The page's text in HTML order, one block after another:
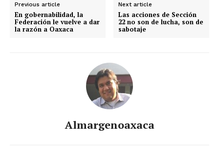
Previous article
En gobernabilidad, la
Federación le vuelve a dar
la razón a Oaxaca
Next article
Las acciones de Sección
22 no son de lucha, son de
sabotaje
Almargenoaxaca